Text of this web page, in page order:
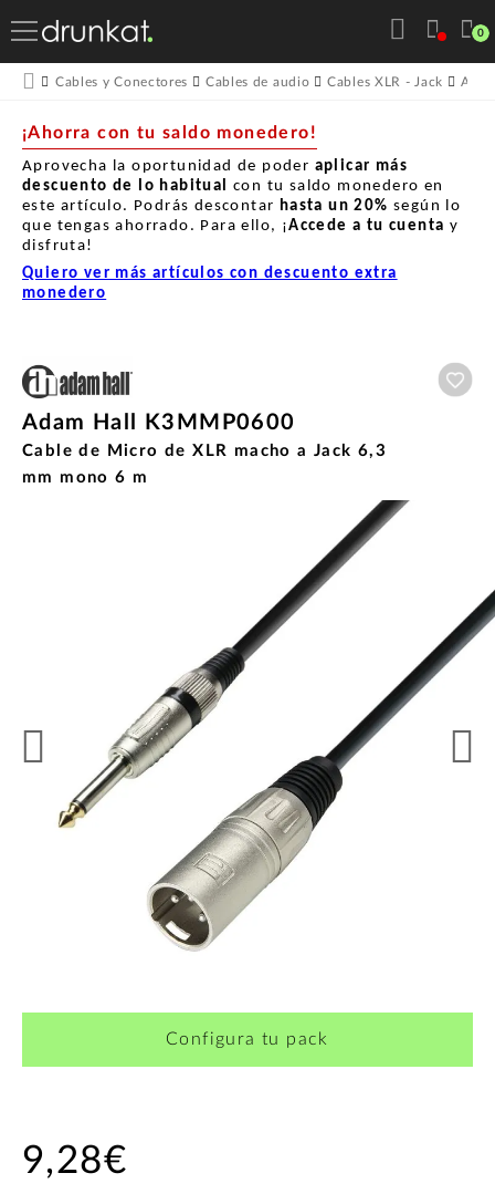
0
Cables y Conectores Cables de audio Cables XLR - Jack
¡Ahorra con tu saldo monedero!
Aprovecha la oportunidad de poder aplicar más
descuento de lo habitual con tu saldo monedero en
este artículo. Podrás descontar hasta un 20% según lo
que tengas ahorrado. Para ello, ¡Accede a tu cuenta y
disfruta!
Quiero ver más artículos con descuento extra
monedero
Adam Hall K3MMP0600
Cable de Micro de XLR macho a Jack 6,3
mm mono 6 m
Configura tu pack
9,28€